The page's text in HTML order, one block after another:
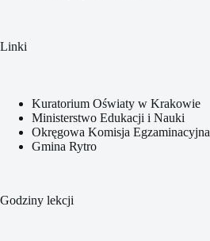
Linki
Kuratorium Oświaty w Krakowie
Ministerstwo Edukacji i Nauki
Okręgowa Komisja Egzaminacyjna
Gmina Rytro
Godziny lekcji